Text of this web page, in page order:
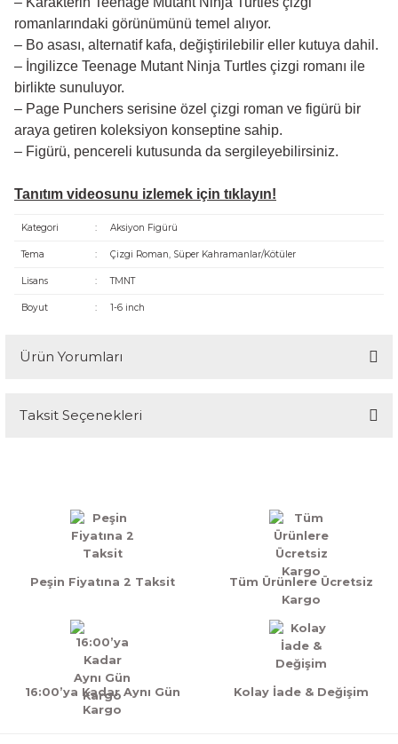
romanlarındaki görünümünü temel alıyor.
– Bo asası, alternatif kafa, değiştirilebilir eller kutuya dahil.
– İngilizce Teenage Mutant Ninja Turtles çizgi romanı ile
birlikte sunuluyor.
– Page Punchers serisine özel çizgi roman ve figürü bir
araya getiren koleksiyon konseptine sahip.
– Figürü, pencereli kutusunda da sergileyebilirsiniz.
Tanıtım videosunu izlemek için tıklayın!
Kategori : Aksiyon Figürü
Tema : Çizgi Roman, Süper Kahramanlar/Kötüler
Lisans : TMNT
Boyut : 1-6 inch
Ürün Yorumları
Bu ürüne ilk yorumu siz yapın!
Taksit Seçenekleri
Peşin Fiyatına 2 Taksit
Tüm Ürünlere Ücretsiz
Kargo
16:00’ya Kadar Aynı Gün
Kargo
Kolay İade & Değişim